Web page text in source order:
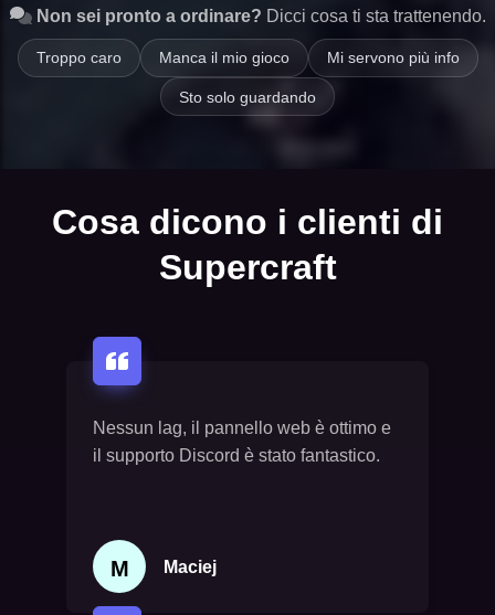
Non sei pronto a ordinare? Dicci cosa ti sta trattenendo.
Troppo caro Manca il mio gioco Mi servono più info
Sto solo guardando
Cosa dicono i clienti di
Supercraft
Nessun lag, il pannello web è ottimo e
il supporto Discord è stato fantastico.
M Maciej